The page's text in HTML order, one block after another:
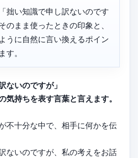
拙い知識で申し訳ないのです
のまま使ったときの印象と、
うに自然に言い換えるポイン
す。
ないのですが」
気持ちを表す言葉と言えます。
不十分な中で、相手に何かを伝
ないのですが、私の考えをお話